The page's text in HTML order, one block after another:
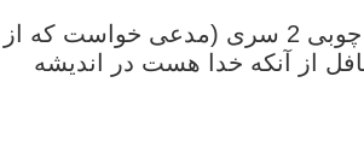
حروف کالیگرافی چوبی 2 سری (مدعی خواست که از
از آنکه خدا هست در اندیشه